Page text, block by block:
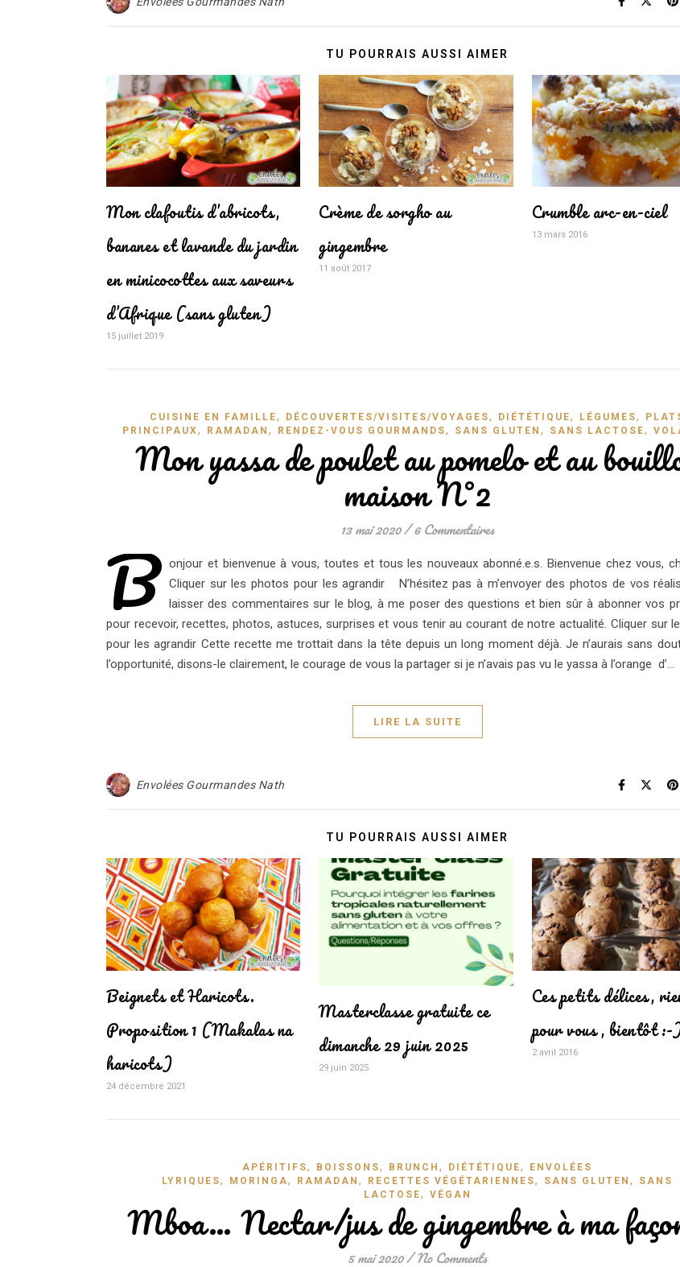
TU POURRAIS AUSSI AIMER
Mon clafoutis d’abricots,
bananes et lavande du jardin
en minicocottes aux saveurs
d’Afrique (sans gluten)
15 juillet 2019
Crème de sorgho au
gingembre
11 août 2017
Crumble arc-en-ciel
13 mars 2016
CUISINE EN FAMILLE, DÉCOUVERTES/VISITES/VOYAGES, DIÉTÉTIQUE, LÉGUMES,
PRINCIPAUX, RAMADAN , RENDEZ-VOUS GOURMANDS, SANS GLUTEN , SANS LACTOSE,
Mon yassa de poulet au pomelo et au
maison N°2
13 mai 2020/6 Commentaires
B
onjour et bienvenue à vous, toutes et tous les nouveaux abonné.e.s. Bienvenue chez vous,
Cliquer sur les photos pour les agrandir N’hésitez pas à m’envoyer des photos de vos
laisser des commentaires sur le blog, à me poser des questions et bien sûr à abonner vos
pour recevoir, recettes, photos, astuces, surprises et vous tenir au courant de notre actualité. Cliquer sur
pour les agrandir Cette recette me trottait dans la tête depuis un long moment déjà. Je n’aurais sans
l’opportunité, disons-le clairement, le courage de vous la partager si je n’avais pas vu le yassa à l’orange d’…
LIRE LA SUITE
Envolées Gourmandes Nath
TU POURRAIS AUSSI AIMER
Beignets et Haricots.
Proposition 1 (Makalas na
haricots)
24 décembre 2021
Masterclasse gratuite ce
dimanche 29 juin 2025
29 juin 2025
Ces petits délices,
pour vous , bientôt
2 avril 2016
APÉRITIFS, BOISSONS, BRUNCH , DIÉTÉTIQUE,
ENVOLÉES
LYRIQUES, MORINGA, RAMADAN , RECETTES VÉGÉTARIENNES, SANS GLUTEN ,
SANS
LACTOSE, VÉGAN
Mboa… Nectar/jus de gingembre à ma
5 mai 2020/ No Comments